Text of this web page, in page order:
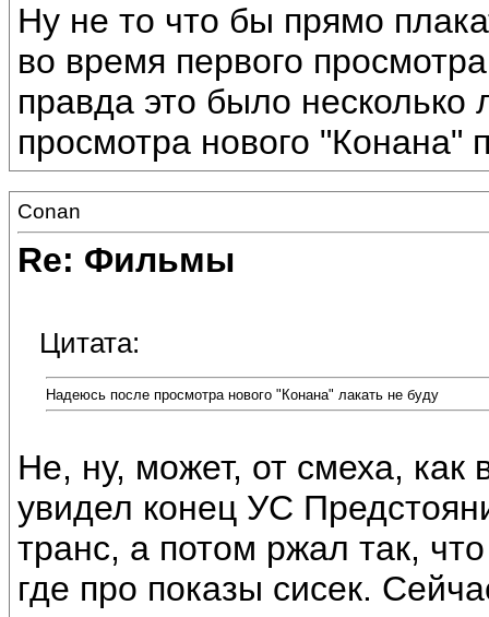
Ну не то что бы прямо
во время первого
правда это было
просмотра нового "Конана"
Conan
Re: Фильмы
Цитата:
Надеюсь после просмотра нового "Конана" лакать не буду
Не, ну, может, от смеха,
увидел конец УС
транс, а потом ржал так,
где про показы сисек.